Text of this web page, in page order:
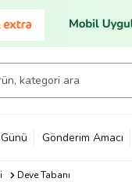
Gönderim Amacı
Deve Tabanı